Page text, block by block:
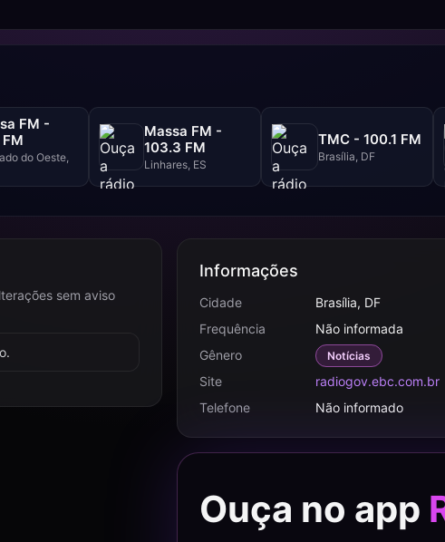
FM -
do Oeste,
Massa FM -
103.3 FM
Linhares, ES
TMC - 100.1 FM
Brasília, DF
sem aviso
Informações
Cidade
Brasília, DF
Frequência
Não informada
Gênero
Notícias
Site
radiogov.ebc.com.br
Telefone
Não informado
Ouça no app